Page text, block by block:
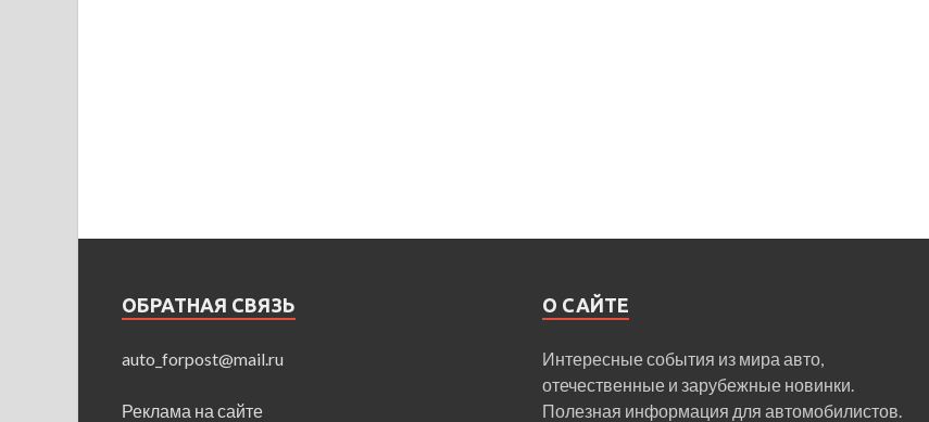
ОБРАТНАЯ СВЯЗЬ
auto_forpost@mail.ru
Реклама на сайте
О САЙТЕ
Интересные события из мира авто,
отечественные и зарубежные новинки.
Полезная информация для автомобилистов.